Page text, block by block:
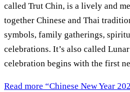
called Trut Chin, is a lively and
together Chinese and Thai
symbols, family gatherings,
celebrations. It’s also called
celebration begins with the first
Read more “Chinese New Year